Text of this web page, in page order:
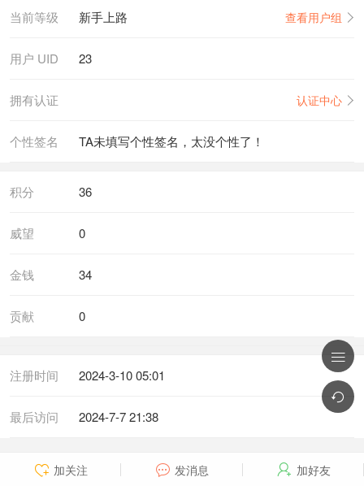
 加关注  发消息  加好友
当前等级 新手上路 查看用户组
用户 UID 23
拥有认证 认证中心
个性签名 TA未填写个性签名，太没个性了！
积分 36
威望 0
金钱 34
贡献 0
注册时间 2024-3-10 05:01
最后访问 2024-7-7 21:38

